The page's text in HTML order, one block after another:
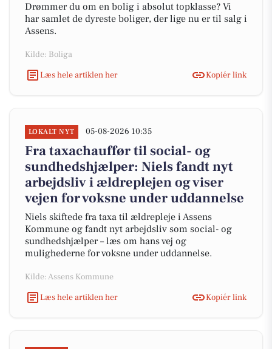
Drømmer du om en bolig i absolut topklasse? Vi
har samlet de dyreste boliger, der lige nu er til salg i
Assens.
Kilde: Boliga
Læs hele artiklen her
Kopiér link
LOKALT NYT 05-08-2026 10:35
Fra taxachauffør til social- og
sundhedshjælper: Niels fandt nyt
arbejdsliv i ældreplejen og viser
vejen for voksne under uddannelse
Niels skiftede fra taxa til ældrepleje i Assens
Kommune og fandt nyt arbejdsliv som social- og
sundhedshjælper – læs om hans vej og
mulighederne for voksne under uddannelse.
Kilde: Assens Kommune
Læs hele artiklen her
Kopiér link